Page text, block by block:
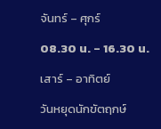
จันทร์ – ศุกร์
08.30 น. – 16.30 น.
เสาร์ – อาทิตย์
วันหยุดนักขัตฤกษ์